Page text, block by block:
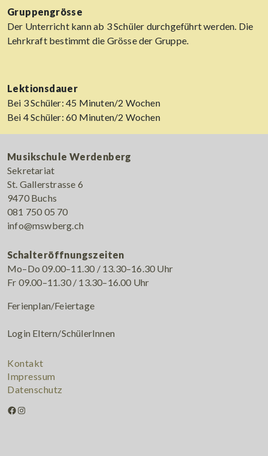
Gruppengrösse
Der Unterricht kann ab 3 Schüler durchgeführt werden. Die
Lehrkraft bestimmt die Grösse der Gruppe.
Lektionsdauer
Bei 3 Schüler: 45 Minuten/2 Wochen
Bei 4 Schüler: 60 Minuten/2 Wochen
Musikschule Werdenberg
Sekretariat
St. Gallerstrasse 6
9470 Buchs
081 750 05 70
info@mswberg.ch
Schalteröffnungszeiten
Mo–Do 09.00–11.30 / 13.30–16.30 Uhr
Fr 09.00–11.30 / 13.30–16.00 Uhr
Ferienplan/Feiertage
Login Eltern/SchülerInnen
Kontakt
Impressum
Datenschutz
Facebook Instagram